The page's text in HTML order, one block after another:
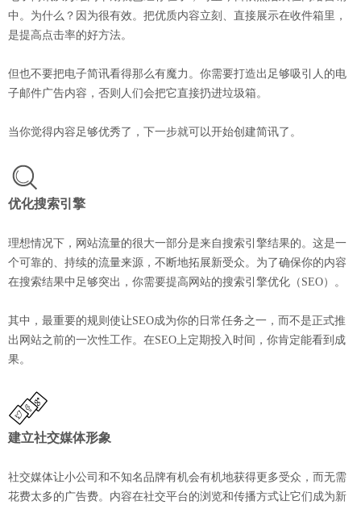
中。为什么？因为很有效。把优质内容立刻、直接展示在收件箱里，
是提高点击率的好方法。
但也不要把电子简讯看得那么有魔力。你需要打造出足够吸引人的电
子邮件广告内容，否则人们会把它直接扔进垃圾箱。
当你觉得内容足够优秀了，下一步就可以开始创建简讯了。
优化搜索引擎
理想情况下，网站流量的很大一部分是来自搜索引擎结果的。这是一
个可靠的、持续的流量来源，不断地拓展新受众。为了确保你的内容
在搜索结果中足够突出，你需要提高网站的搜索引擎优化（SEO）。
其中，最重要的规则使让SEO成为你的日常任务之一，而不是正式推
出网站之前的一次性工作。在SEO上定期投入时间，你肯定能看到成
果。
建立社交媒体形象
社交媒体让小公司和不知名品牌有机会有机地获得更多受众，而无需
花费太多的广告费。内容在社交平台的浏览和传播方式让它们成为新